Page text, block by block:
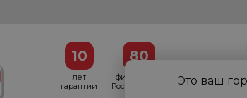
10
лет
гарантии
80
филиалов в
России и СНГ
Это ваш